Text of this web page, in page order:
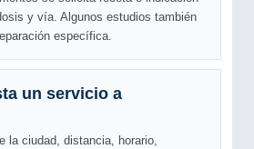
y vía. Algunos estudios también
específica.
un servicio a
la ciudad, distancia, horario,